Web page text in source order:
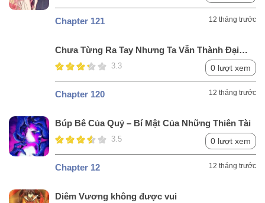
Chapter 121 12 tháng trước
Chưa Từng Ra Tay Nhưng Ta Vẫn Thành Đại
Lão Trên Thiên Bảng
3.3 0 lượt xem
Chapter 120 12 tháng trước
Búp Bê Của Quỷ – Bí Mật Của Những Thiên Tài
3.5 0 lượt xem
Chapter 12 12 tháng trước
Diêm Vương không được vui